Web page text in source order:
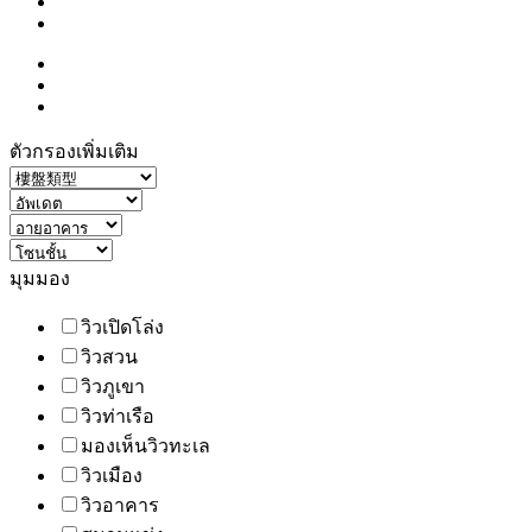
ตัวกรองเพิ่มเติม
มุมมอง
วิวเปิดโล่ง
วิวสวน
วิวภูเขา
วิวท่าเรือ
มองเห็นวิวทะเล
วิวเมือง
วิวอาคาร